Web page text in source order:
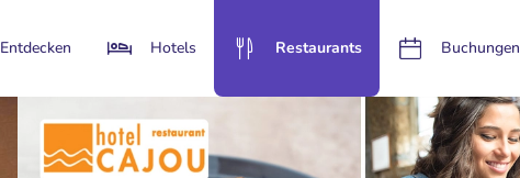
Entdecken Hotels Restaurants Buchungen